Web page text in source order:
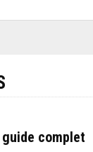
complet